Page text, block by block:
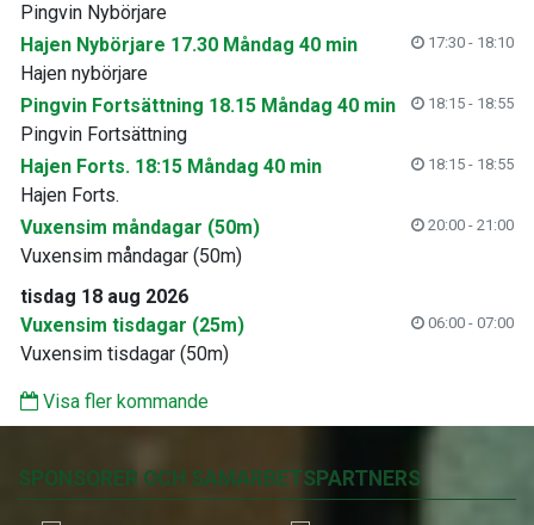
Pingvin Nybörjare
Hajen Nybörjare 17.30 Måndag 40 min
17:30 - 18:10
Hajen nybörjare
Pingvin Fortsättning 18.15 Måndag 40 min
18:15 - 18:55
Pingvin Fortsättning
Hajen Forts. 18:15 Måndag 40 min
18:15 - 18:55
Hajen Forts.
Vuxensim måndagar (50m)
20:00 - 21:00
Vuxensim måndagar (50m)
tisdag 18 aug 2026
Vuxensim tisdagar (25m)
06:00 - 07:00
Vuxensim tisdagar (50m)
Visa fler kommande
SPONSORER OCH SAMARBETSPARTNERS